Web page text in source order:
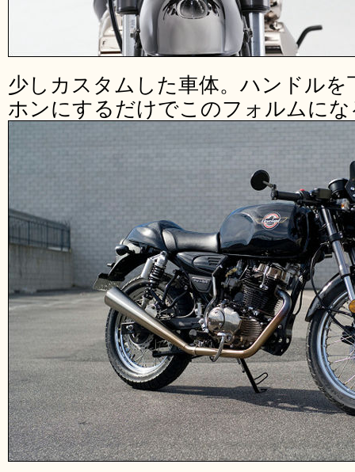
少しカスタムした車体。ハンドル
ホンにするだけでこのフォルムに